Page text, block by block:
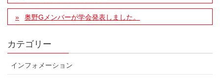
奥野Gメンバーが学会発表しました。
カテゴリー
インフォメーション